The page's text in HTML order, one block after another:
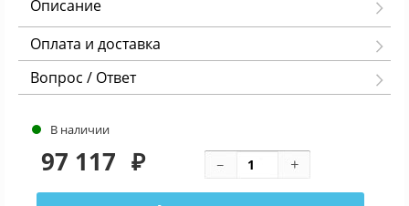
Описание
Оплата и доставка
Вопрос / Ответ
В наличии
97 117 ₽